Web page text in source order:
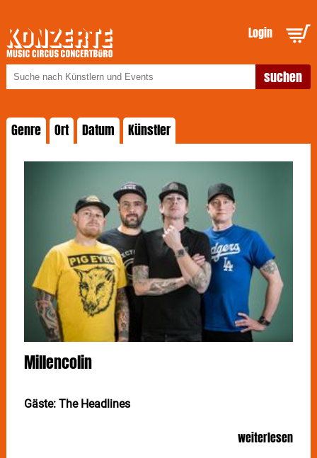
Login
Genre Ort Datum Künstler
Millencolin
Gäste: The Headlines
Nachholtermin: Eintrittskarten vom 29. September
weiterlesen